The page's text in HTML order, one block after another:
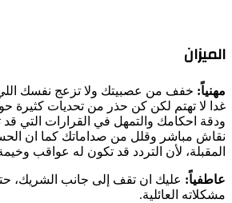
الميزان
مهنياً: خفف من عصبيتك ولا تزعج نفسك اللي
غدا لا تهتم لكن كن حذر من تحديات كثيرة
ودقة احكامك والتمهل في القرارات التي قد
نقاش مباشر وقلل من صداماتك كما ان
المقبلة، لأن التردد قد تكون له عواقب
عاطفياً: عليك ان تقف إلى جانب الشريك،
مشكلاته العائلية.